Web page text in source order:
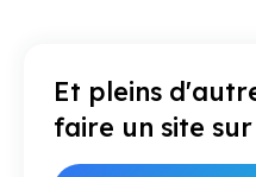
Et pleins
faire un site